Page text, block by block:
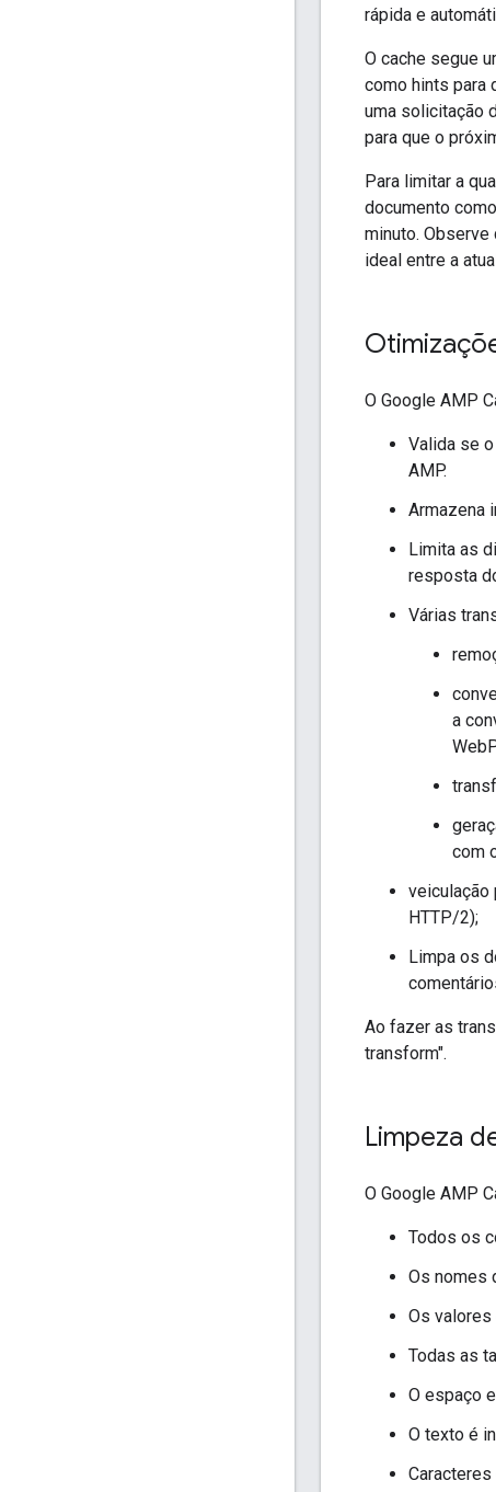
rápida e
O cache segue
como hints para
uma solicitação
para que o
Para limitar a
documento
minuto. Observe
ideal entre a
O Google AMP
Valida se
AMP.
Armazena
Limita as
resposta
Várias
a
com
veiculação
HTTP/2);
Limpa os
Ao fazer as
transform".
Limpeza
O Google AMP
Todos os
Os nomes
Os
Todas as
O espaço
O texto é